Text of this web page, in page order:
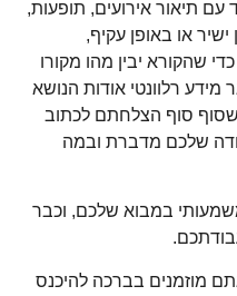
תיאור אירועים, תופעות,
או באופן עקיף,
שהקורא יבין מהו מקורו
רלוונטי אודות הנושא
שסוף סוף הצלחתם לכתוב
שלכם מדברת ובמה
במבוא שלכם, וכבר
מוזמנים בברכה להיכנס